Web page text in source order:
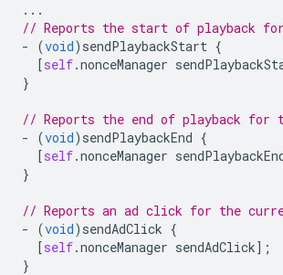
...
// Reports the start of playback
-
(void) sendPlaybackStart {
[self.nonceManager
}
// Reports the end of playback for
-
(void) sendPlaybackEnd {
[self.nonceManager
}
// Reports an ad click for the
-
(void) sendAdClick {
[self.nonceManager sendAdClick];
}